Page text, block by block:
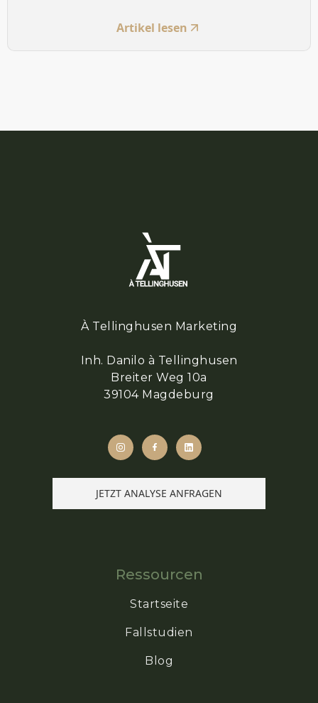
Artikel lesen
À Tellinghusen Marketing
Inh. Danilo à Tellinghusen
Breiter Weg 10a
39104 Magdeburg
JETZT ANALYSE ANFRAGEN
Ressourcen
Startseite
Fallstudien
Blog